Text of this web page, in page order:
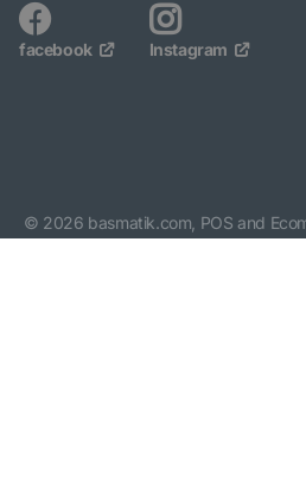
facebook Instagram
© 2026 basmatik.com, POS and